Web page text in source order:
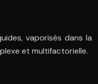
vaporisés dans la
et multifactorielle.